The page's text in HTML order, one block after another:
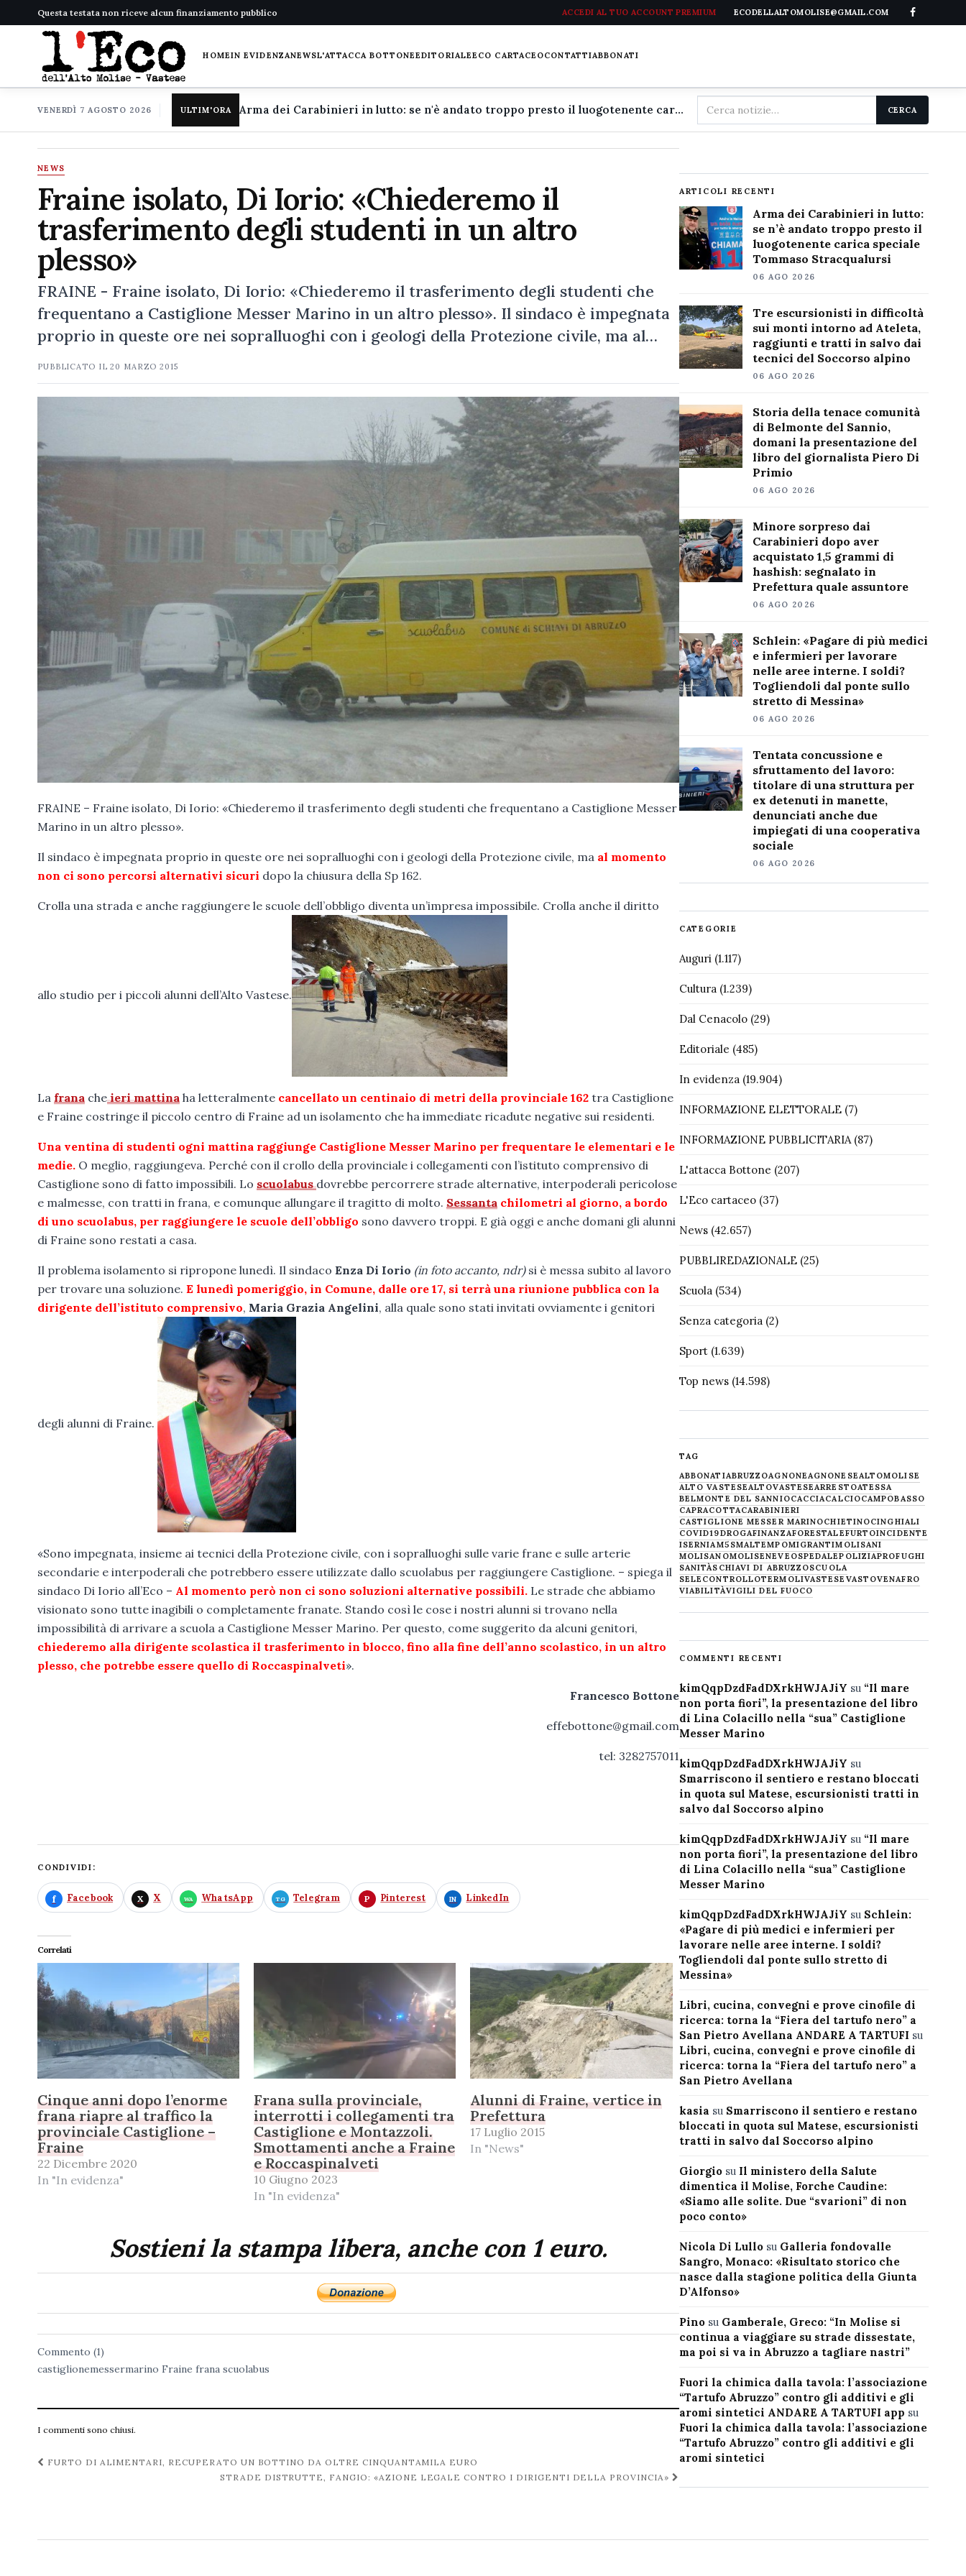
Questa testata non riceve alcun finanziamento pubblico ACCEDI AL TUO ACCOUNT PREMIUM ECODELLALTOMOLISE@GMAIL.COM
HOMEIN EVIDENZANEWSL'ATTACCA BOTTONEEDITORIALEECO CARTACEOCONTATTIABBONATI
VENERDÌ 7 AGOSTO 2026 ULTIM'ORA Arma dei Carabinieri in lutto: se n'è andato troppo presto il luogotenente carica speciale Tommaso Stracqualursi
Cerca
nel
CERCA
NEWS
Fraine isolato, Di Iorio: «Chiederemo il
trasferimento degli studenti in un altro
plesso»
FRAINE - Fraine isolato, Di Iorio: «Chiederemo il trasferimento degli studenti che
frequentano a Castiglione Messer Marino in un altro plesso». Il sindaco è impegnata
proprio in queste ore nei sopralluoghi con i geologi della Protezione civile, ma al…
PUBBLICATO IL20 MARZO 2015
FRAINE – Fraine isolato, Di Iorio: «Chiederemo il trasferimento degli studenti che frequentano a Castiglione Messer
Marino in un altro plesso».
Il sindaco è impegnata proprio in queste ore nei sopralluoghi con i geologi della Protezione civile, ma al momento
non ci sono percorsi alternativi sicuri dopo la chiusura della Sp 162.
Crolla una strada e anche raggiungere le scuole dell’obbligo diventa un’impresa impossibile. Crolla anche il diritto
allo studio per i piccoli alunni dell’Alto Vastese.
La frana cheieri mattina ha letteralmente cancellato un centinaio di metri della provinciale 162 tra Castiglione
e Fraine costringe il piccolo centro di Fraine ad un isolamento che ha immediate ricadute negative sui residenti.
Una ventina di studenti ogni mattina raggiunge Castiglione Messer Marino per frequentare le elementari e le
medie. O meglio, raggiungeva. Perché con il crollo della provinciale i collegamenti con l’istituto comprensivo di
Castiglione sono di fatto impossibili. Lo scuolabusdovrebbe percorrere strade alternative, interpoderali pericolose
e malmesse, con tratti in frana, e comunque allungare il tragitto di molto. Sessanta chilometri al giorno, a bordo
di uno scuolabus, per raggiungere le scuole dell’obbligo sono davvero troppi. E già oggi e anche domani gli alunni
di Fraine sono restati a casa.
Il problema isolamento si ripropone lunedì. Il sindaco Enza Di Iorio (in foto accanto, ndr)si è messa subito al lavoro
per trovare una soluzione. E lunedì pomeriggio, in Comune, dalle ore 17, si terrà una riunione pubblica con la
dirigente dell’istituto comprensivo, Maria Grazia Angelini, alla quale sono stati invitati ovviamente i genitori
degli alunni di Fraine.
«Sono impegnata, insieme ai tecnici della Protezione civile, con i sopralluoghi sulle varie frane e sulle arterie
secondarie e interpoderali che potrebbero essere utilizzate dallo scuolabus per raggiungere Castiglione. – spiega il
sindaco Di Iorio all’Eco – Al momento però non ci sono soluzioni alternative possibili. Le strade che abbiamo
visionato sono tutte inagibili o completamente franate. Stando così le cose i nostri alunni si trovano nella
impossibilità di arrivare a scuola a Castiglione Messer Marino. Per questo, come suggerito da alcuni genitori,
chiederemo alla dirigente scolastica il trasferimento in blocco, fino alla fine dell’anno scolastico, in un altro
plesso, che potrebbe essere quello di Roccaspinalveti».
Francesco Bottone
effebottone@gmail.com
tel: 3282757011
CONDIVIDI:
Facebook X WhatsApp Telegram Pinterest LinkedIn
Correlati
Cinque anni dopo l’enorme
frana riapre al traffico la
provinciale Castiglione –
Fraine
22 Dicembre 2020
In "In evidenza"
Frana sulla provinciale,
interrotti i collegamenti tra
Castiglione e Montazzoli.
Smottamenti anche a Fraine
e Roccaspinalveti
10 Giugno 2023
In "In evidenza"
Alunni di Fraine, vertice in
Prefettura
17 Luglio 2015
In "News"
Sostieni la stampa libera, anche con 1 euro.
Commento (1)
castiglionemessermarino Fraine frana scuolabus
I commenti sono chiusi.
Navigazione
FURTO DI ALIMENTARI, RECUPERATO UN BOTTINO DA OLTRE CINQUANTAMILA EURO
STRADE DISTRUTTE, FANGIO: «AZIONE LEGALE CONTRO I DIRIGENTI DELLA PROVINCIA»
ARTICOLI RECENTI
Arma dei Carabinieri in lutto:
se n’è andato troppo presto il
luogotenente carica speciale
Tommaso Stracqualursi
06 AGO 2026
Tre escursionisti in difficoltà
sui monti intorno ad Ateleta,
raggiunti e tratti in salvo dai
tecnici del Soccorso alpino
06 AGO 2026
Storia della tenace comunità
di Belmonte del Sannio,
domani la presentazione del
libro del giornalista Piero Di
Primio
06 AGO 2026
Minore sorpreso dai
Carabinieri dopo aver
acquistato 1,5 grammi di
hashish: segnalato in
Prefettura quale assuntore
06 AGO 2026
Schlein: «Pagare di più medici
e infermieri per lavorare
nelle aree interne. I soldi?
Togliendoli dal ponte sullo
stretto di Messina»
06 AGO 2026
Tentata concussione e
sfruttamento del lavoro:
titolare di una struttura per
ex detenuti in manette,
denunciati anche due
impiegati di una cooperativa
sociale
06 AGO 2026
CATEGORIE
Auguri(1.117)
Cultura(1.239)
Dal Cenacolo(29)
Editoriale (485)
In evidenza(19.904)
INFORMAZIONE ELETTORALE(7)
INFORMAZIONE PUBBLICITARIA(87)
L'attacca Bottone (207)
L'Eco cartaceo(37)
News(42.657)
PUBBLIREDAZIONALE(25)
Scuola(534)
Senza categoria(2)
Sport(1.639)
Top news(14.598)
TAG
ABBONATIABRUZZOAGNONEAGNONESEALTOMOLISE
ALTO VASTESEALTOVASTESEARRESTOATESSA
BELMONTE DEL SANNIOCACCIACALCIOCAMPOBASSO
CAPRACOTTACARABINIERI
CASTIGLIONE MESSER MARINOCHIETINOCINGHIALI
COVID19DROGAFINANZAFORESTALEFURTOINCIDENTE
ISERNIAM5SMALTEMPOMIGRANTIMOLISANI
MOLISANOMOLISENEVE OSPEDALEPOLIZIAPROFUGHI
SANITÀSCHIAVI DI ABRUZZOSCUOLA
SELECONTROLLOTERMOLIVASTESE VASTOVENAFRO
VIABILITÀVIGILI DEL FUOCO
COMMENTI RECENTI
kimQqpDzdFadDXrkHWJAJiY su “Il mare
non porta fiori”, la presentazione del libro
di Lina Colacillo nella “sua” Castiglione
Messer Marino
kimQqpDzdFadDXrkHWJAJiY su
Smarriscono il sentiero e restano bloccati
in quota sul Matese, escursionisti tratti in
salvo dal Soccorso alpino
kimQqpDzdFadDXrkHWJAJiY su “Il mare
non porta fiori”, la presentazione del libro
di Lina Colacillo nella “sua” Castiglione
Messer Marino
kimQqpDzdFadDXrkHWJAJiY su Schlein:
«Pagare di più medici e infermieri per
lavorare nelle aree interne. I soldi?
Togliendoli dal ponte sullo stretto di
Messina»
Libri, cucina, convegni e prove cinofile di
ricerca: torna la “Fiera del tartufo nero” a
San Pietro Avellana ANDARE A TARTUFI su
Libri, cucina, convegni e prove cinofile di
ricerca: torna la “Fiera del tartufo nero” a
San Pietro Avellana
kasia su Smarriscono il sentiero e restano
bloccati in quota sul Matese, escursionisti
tratti in salvo dal Soccorso alpino
Giorgiosu Il ministero della Salute
dimentica il Molise, Forche Caudine:
«Siamo alle solite. Due “svarioni” di non
poco conto»
Nicola Di Lullosu Galleria fondovalle
Sangro, Monaco: «Risultato storico che
nasce dalla stagione politica della Giunta
D’Alfonso»
Pinosu Gamberale, Greco: “In Molise si
continua a viaggiare su strade dissestate,
ma poi si va in Abruzzo a tagliare nastri”
Fuori la chimica dalla tavola: l’associazione
“Tartufo Abruzzo” contro gli additivi e gli
aromi sintetici ANDARE A TARTUFI app su
Fuori la chimica dalla tavola: l’associazione
“Tartufo Abruzzo” contro gli additivi e gli
aromi sintetici